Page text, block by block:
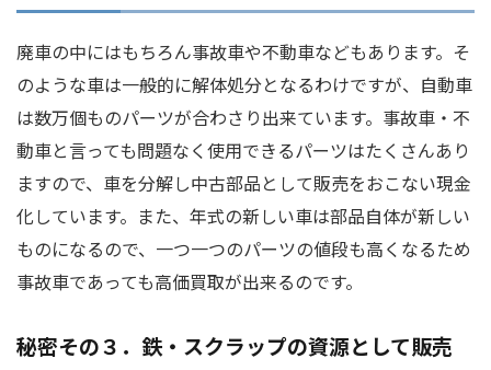
廃車の中にはもちろん事故車や不動車などもあります。そ
のような車は一般的に解体処分となるわけですが、自動車
は数万個ものパーツが合わさり出来ています。事故車・不
動車と言っても問題なく使用できるパーツはたくさんあり
ますので、車を分解し中古部品として販売をおこない現金
化しています。また、年式の新しい車は部品自体が新しい
ものになるので、一つ一つのパーツの値段も高くなるため
事故車であっても高価買取が出来るのです。
秘密その３．鉄・スクラップの資源として販売